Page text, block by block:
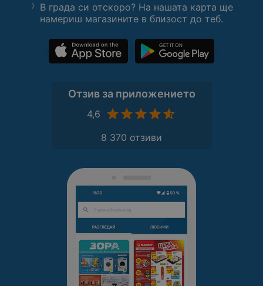
В града си отскоро? На нашата карта ще
намериш магазините в близост до теб.
Отзив за приложението
4,6
8 370 отзиви